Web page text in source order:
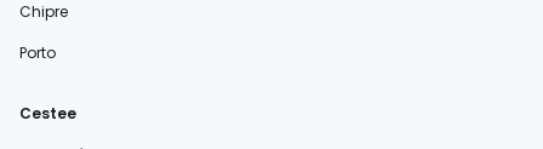
Chipre
Porto
Cestee